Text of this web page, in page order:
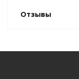
Отзывы